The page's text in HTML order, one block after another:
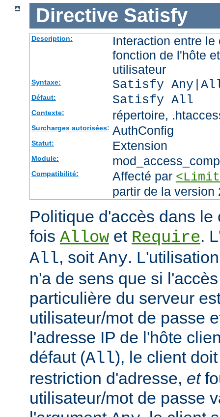
Directive Satisfy
Description:
Interaction entre
fonction de l'hôte
utilisateur
Syntaxe: Satisfy
Défaut: Satisfy All
Contexte: répertoire,
Surcharges autorisées: AuthConfig
Statut: Extension
Module:
Compatibilité: Affecté par
partir de la version
Politique d'accès dans
fois Allow et Require.
All, soit Any.
n'a de sens que si
particulière du serveur
utilisateur/mot de passe
l'adresse IP de l'hôte
défaut (All), le client
restriction d'adresse, et
utilisateur/mot de passe